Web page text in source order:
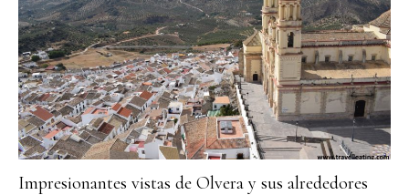
Impresionantes vistas de Olvera y sus alrededores